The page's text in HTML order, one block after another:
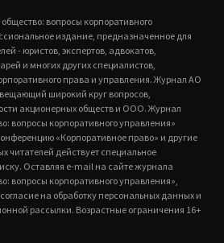
вопросы корпоративного
издание, предназначенное для
- юристов, экспертов, адвокатов,
и многих других специалистов,
права и управления. Журнал АО
широкий круг вопросов,
акционерных обществ и ООО. Журнал
вопросы корпоративного управления»
«Корпоративное право» и другие
читателей действует специальное
Оставляя e-mail на сайте журнала
вопросы корпоративного управления»,
на обработку персональных данных и
рассылки. Возрастные ограничения 16+